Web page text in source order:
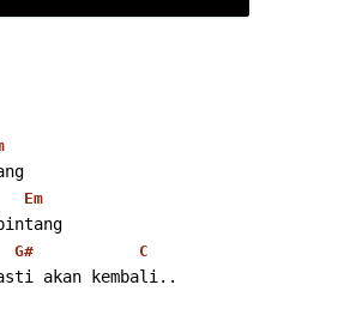
Em
G# C
akan kembali..